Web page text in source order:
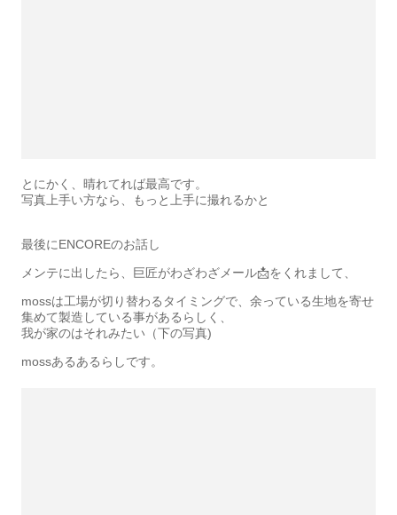
とにかく、晴れてれば最高です。
写真上手い方なら、もっと上手に撮れるかと
最後にENCOREのお話し
メンテに出したら、巨匠がわざわざメール📩をくれまして、
mossは工場が切り替わるタイミングで、余っている生地を寄せ
集めて製造している事があるらしく、
我が家のはそれみたい（下の写真)
mossあるあるらしです。